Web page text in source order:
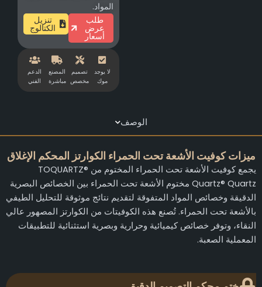
المواد.
طلب
عرض
أسعار
تنزيل
الكتالوج
لا يوجد
موك
تصميم
مخصص
المصنع
مباشرة
الدعم
الفني
الوصف
ميزات كوفيت الأشعة تحت الحمراء الكوارتز المحكم الإغلاق
يجمع كوفيت الأشعة تحت الحمراء المختوم من TOQUARTZ®
Quartz® Quartz مختوم الأشعة تحت الحمراء بين الخصائص البصرية
وخصائص المواد المتفوقة لتقديم نتائج موثوقة للتحليل الطيفي
تحت الحمراء. تُصنع هذه الكوفيتات من الكوارتز المصهور عالي
وتوفر خصائص كيميائية وحرارية وبصرية استثنائية للتطبيقات
الصعبة.